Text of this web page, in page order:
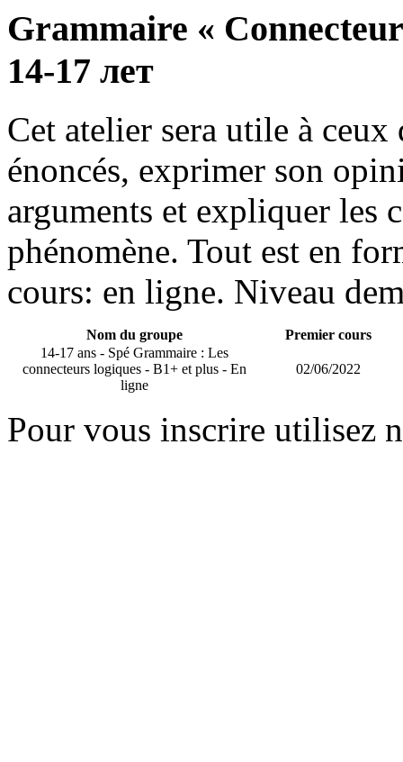
Grammaire «
14-17 лет
Cet atelier sera utile à
énoncés, exprimer son
arguments et expliquer les
phénomène. Tout est en
cours: en ligne. Niveau
Nom du groupe
Premier cours
14-17 ans - Spé Grammaire : Les
connecteurs logiques - B1+ et plus - En
ligne
02/06/2022
Pour vous inscrire utilisez